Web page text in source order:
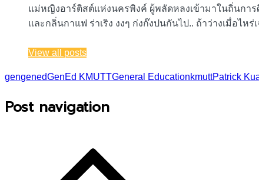
แม่หญิงอาร์ติสต์แห่งนครพิงค์ ผู้พลัดหลงเข้ามาในถิ่นกา
และกลิ่นกาแฟ ร่าเริง งงๆ ก่งก๊งปนกันไป.. ถ้าว่างเมื่อไห
View all posts
gengenedGenEd KMUTTGeneral EducationkmuttPatrick
Post navigation